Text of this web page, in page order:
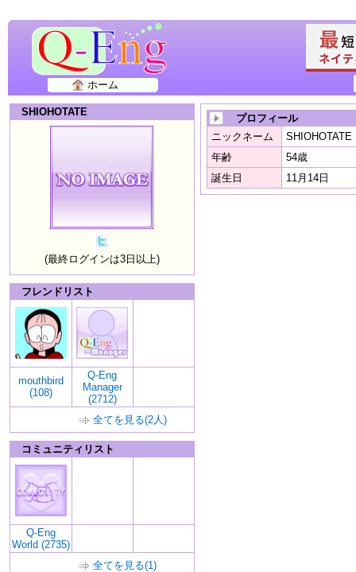
ホーム
SHIOHOTATE
(最終ログインは3日以上)
フレンドリスト
mouthbird
(108)
Q-Eng
Manager
(2712)
全てを見る(2人)
コミュニティリスト
Q-Eng
World (2735)
全てを見る(1)
プロフィール
ニックネーム
SHIOHOTATE
年齢
54歳
誕生日
11月14日